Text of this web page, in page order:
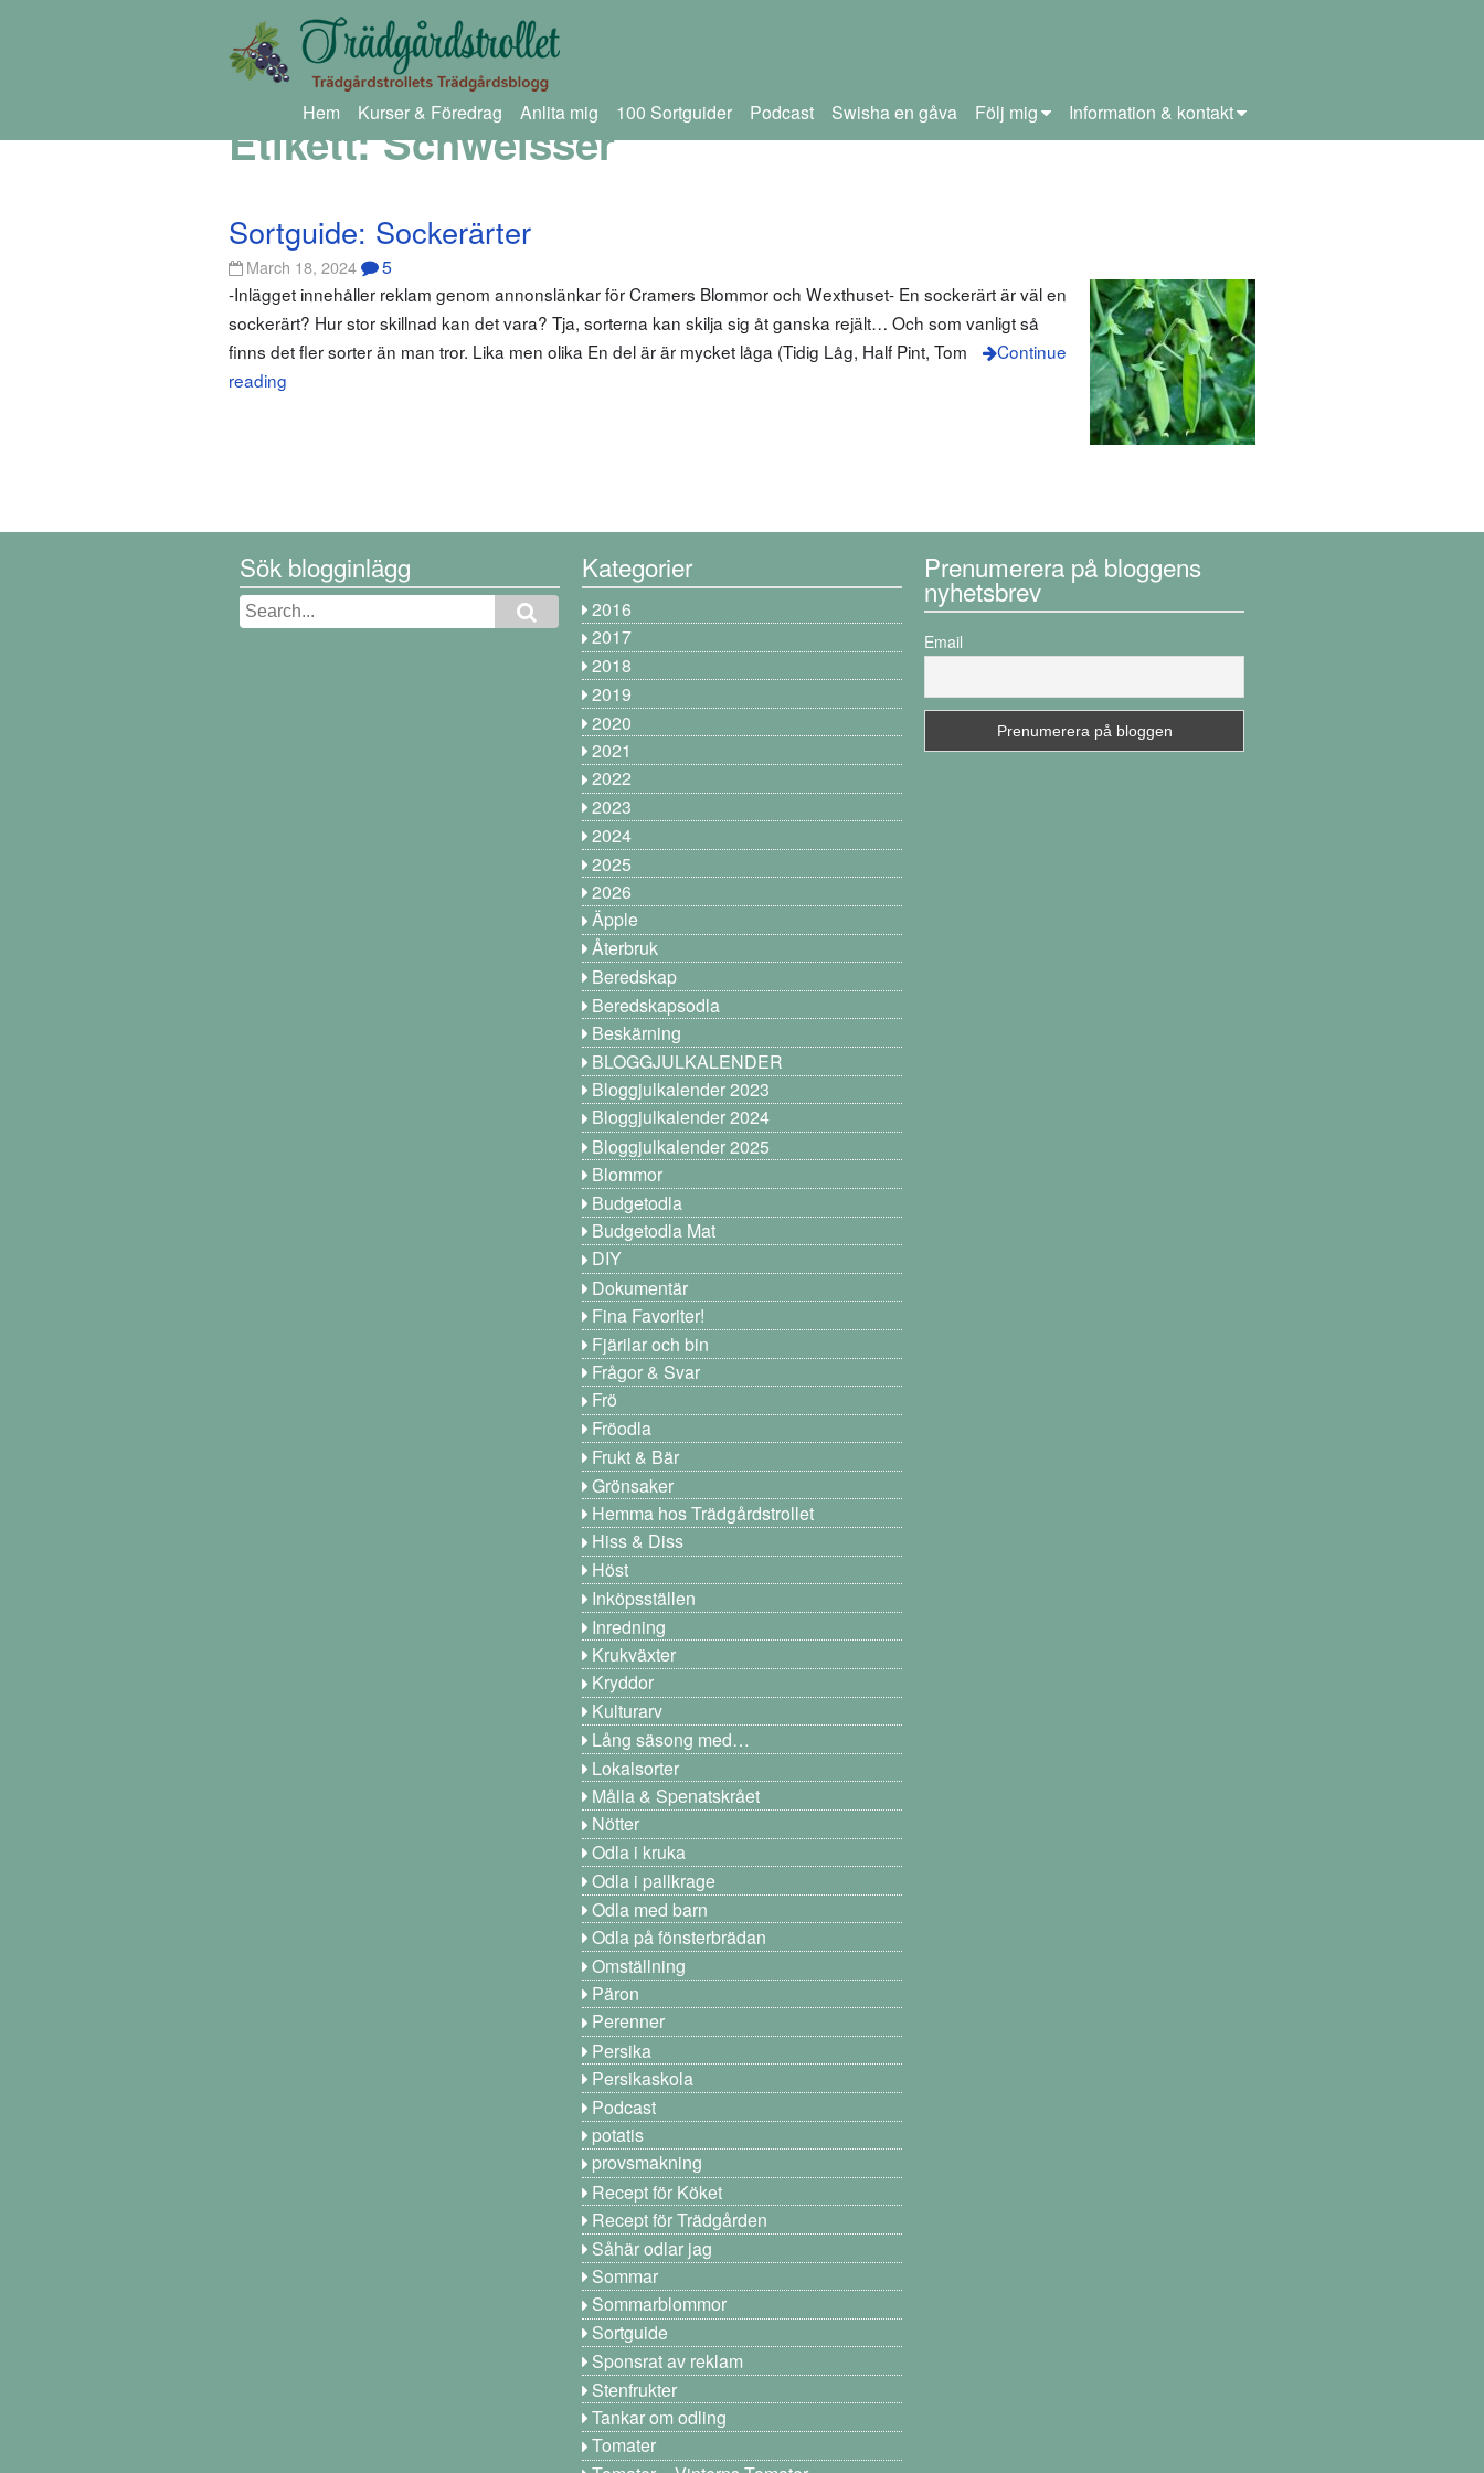
Hem Kurser & Föredrag Anlita mig 100 Sortguider Podcast Swisha en gåva Följ mig Information & kontakt
Etikett:Schweisser
Sortguide: Sockerärter
March 18, 2024 5
-Inlägget innehåller reklam genom annonslänkar för Cramers Blommor och Wexthuset- En sockerärt är väl en
sockerärt? Hur stor skillnad kan det vara? Tja, sorterna kan skilja sig åt ganska rejält… Och som vanligt så
finns det fler sorter än man tror. Lika men olika En del är är mycket låga (Tidig Låg, Half Pint, Tom
Continue
reading
Sök blogginlägg Kategorier
2016
2017
2018
2019
2020
2021
2022
2023
2024
2025
2026
Äpple
Återbruk
Beredskap
Beredskapsodla
Beskärning
BLOGGJULKALENDER
Bloggjulkalender 2023
Bloggjulkalender 2024
Bloggjulkalender 2025
Blommor
Budgetodla
Budgetodla Mat
DIY
Dokumentär
Fina Favoriter!
Fjärilar och bin
Frågor & Svar
Frö
Fröodla
Frukt & Bär
Grönsaker
Hemma hos Trädgårdstrollet
Hiss & Diss
Höst
Inköpsställen
Inredning
Krukväxter
Kryddor
Kulturarv
Lång säsong med…
Lokalsorter
Målla & Spenatskrået
Nötter
Odla i kruka
Odla i pallkrage
Odla med barn
Odla på fönsterbrädan
Omställning
Päron
Perenner
Persika
Persikaskola
Podcast
potatis
provsmakning
Recept för Köket
Recept för Trädgården
Såhär odlar jag
Sommar
Sommarblommor
Sortguide
Sponsrat av reklam
Stenfrukter
Tankar om odling
Tomater
Prenumerera på bloggens
nyhetsbrev
Email